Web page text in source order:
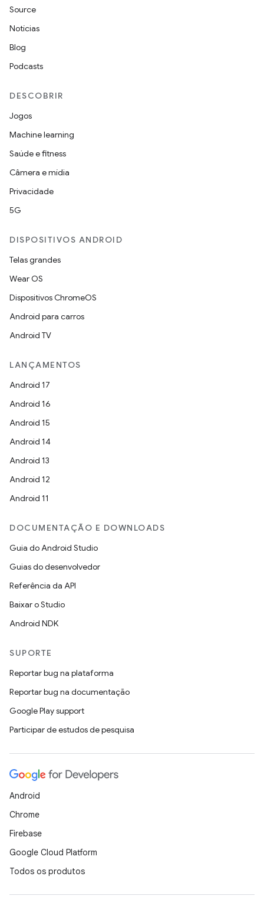
Source
Notícias
Blog
Podcasts
DESCOBRIR
Jogos
Machine learning
Saúde e fitness
Câmera e mídia
Privacidade
5G
DISPOSITIVOS ANDROID
Telas grandes
Wear OS
Dispositivos ChromeOS
Android para carros
Android TV
LANÇAMENTOS
Android 17
Android 16
Android 15
Android 14
Android 13
Android 12
Android 11
DOCUMENTAÇÃO E DOWNLOADS
Guia do Android Studio
Guias do desenvolvedor
Referência da API
Baixar o Studio
Android NDK
SUPORTE
Reportar bug na plataforma
Reportar bug na documentação
Google Play support
Participar de estudos de pesquisa
Android
Chrome
Firebase
Google Cloud Platform
Todos os produtos